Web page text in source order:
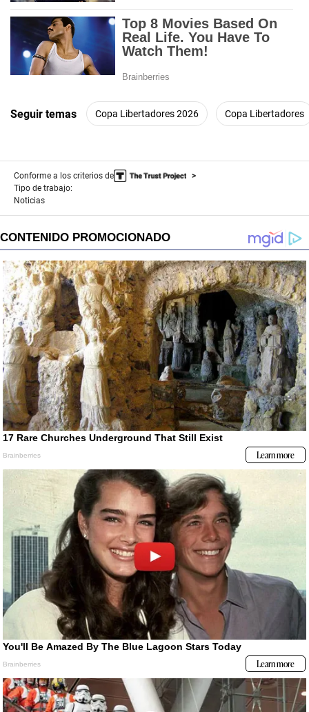
Seguir temas Copa Libertadores 2026 Copa Libertadores
Conforme a los criterios de
Tipo de trabajo:
Noticias